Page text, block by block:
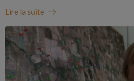
Lire la suite